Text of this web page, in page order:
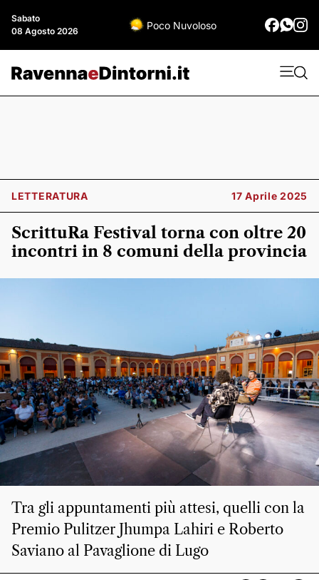
Sabato
08 Agosto 2026
Poco Nuvoloso
LETTERATURA 17 Aprile 2025
ScrittuRa Festival torna con oltre 20
incontri in 8 comuni della provincia
Tra gli appuntamenti più attesi, quelli con la
Premio Pulitzer Jhumpa Lahiri e Roberto
Saviano al Pavaglione di Lugo